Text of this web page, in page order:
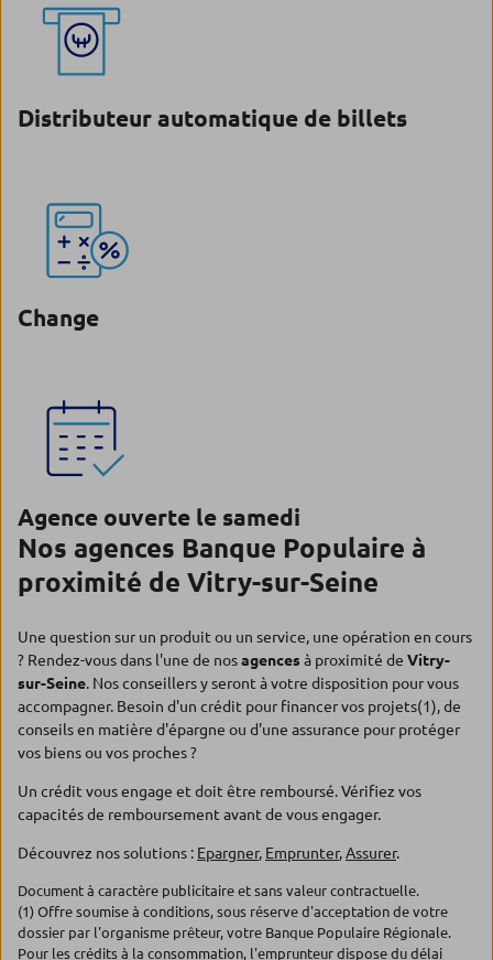
Distributeur automatique de billets
Change
Agence ouverte le samedi
Nos agences Banque Populaire à
proximité de Vitry-sur-Seine
Une question sur un produit ou un service, une opération en cours
? Rendez-vous dans l'une de nosagencesà proximité de Vitry-
sur-Seine. Nos conseillers y seront à votre disposition pour vous
accompagner. Besoin d'un crédit pour financer vos projets(1), de
conseils en matière d'épargne ou d'une assurance pour protéger
vos biens ou vos proches ?
Un crédit vous engage et doit être remboursé. Vérifiez vos
capacités de remboursement avant de vous engager.
Découvrez nos solutions : Epargner, Emprunter,Assurer.
Document à caractère publicitaire et sans valeur contractuelle.
(1) Offre soumise à conditions, sous réserve d'acceptation de votre
dossier par l'organisme prêteur, votre Banque Populaire Régionale.
Pour les crédits à la consommation, l'emprunteur dispose du délai